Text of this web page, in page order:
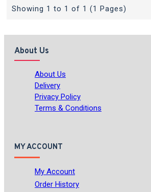
Showing 1 to 1 of 1 (1 Pages)
About Us
About Us
Delivery
Privacy Policy
Terms & Conditions
MY ACCOUNT
My Account
Order History